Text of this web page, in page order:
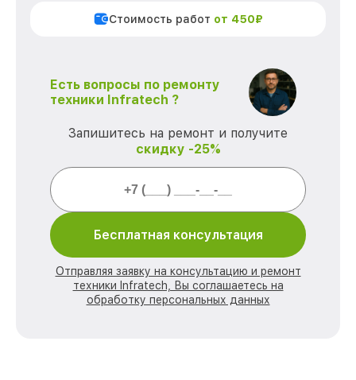
Стоимость работ от 450₽
Есть вопросы по ремонту
техники Infratech ?
Запишитесь на ремонт и получите
скидку -25%
Бесплатная консультация
Отправляя заявку на консультацию и ремонт
техники Infratech, Вы соглашаетесь на
обработку персональных данных